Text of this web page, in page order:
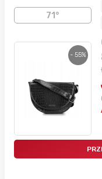
71°
- 55%